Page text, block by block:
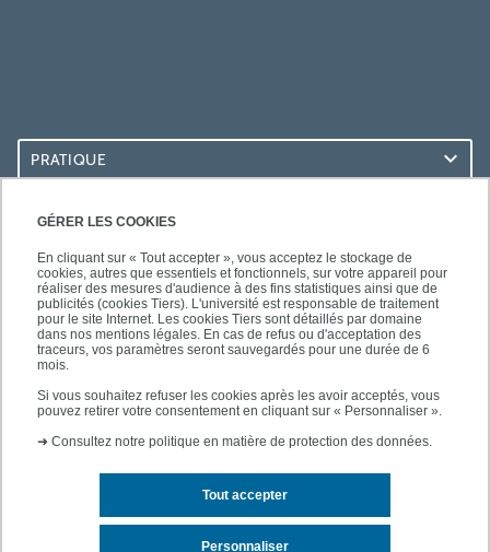
GÉRER LES COOKIES
En cliquant sur « Tout accepter », vous acceptez le stockage de
cookies, autres que essentiels et fonctionnels, sur votre appareil pour
réaliser des mesures d'audience à des fins statistiques ainsi que de
publicités (cookies Tiers). L'université est responsable de traitement
pour le site Internet. Les cookies Tiers sont détaillés par domaine
dans nos mentions légales. En cas de refus ou d'acceptation des
traceurs, vos paramètres seront sauvegardés pour une durée de 6
mois.
Si vous souhaitez refuser les cookies après les avoir acceptés, vous
pouvez retirer votre consentement en cliquant sur « Personnaliser ».
➜ Consultez notre politique en matière de protection des données.
Tout accepter
Personnaliser
PRATIQUE
ACCÈS RAPIDES
SUIVEZ-NOUS
Mentions légales